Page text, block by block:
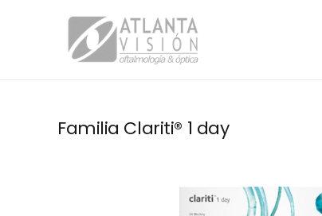
Familia Clariti® 1 day